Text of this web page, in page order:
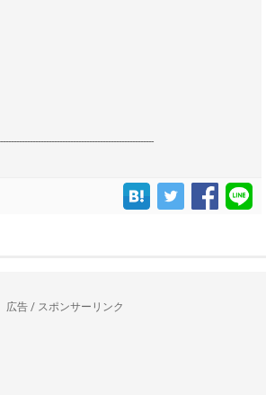
広告 / スポンサーリンク